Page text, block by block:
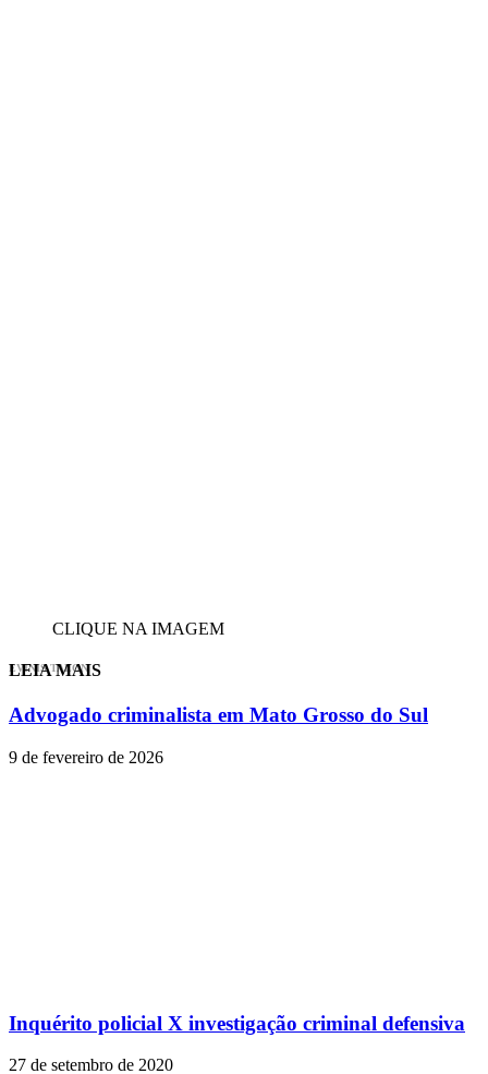
CLIQUE NA IMAGEM
EVINIS TALON
LEIA MAIS
Advogado criminalista em Mato Grosso do Sul
9 de fevereiro de 2026
Inquérito policial X investigação criminal defensiva
27 de setembro de 2020